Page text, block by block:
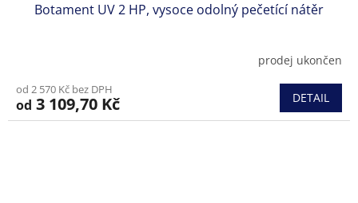
Botament UV 2 HP, vysoce odolný pečetící nátěr
prodej ukončen
od 2 570 Kč bez DPH
od 3 109,70 Kč DETAIL